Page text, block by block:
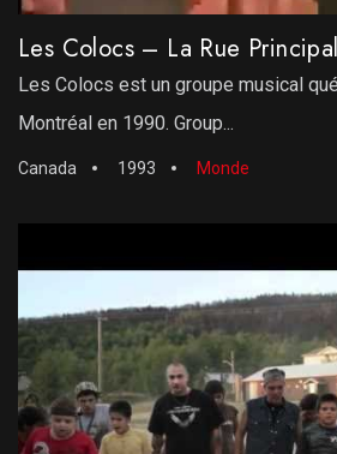
Les Colocs – La Rue
Les Colocs est un groupe musical
Montréal en 1990. Group...
Canada 1993 Monde